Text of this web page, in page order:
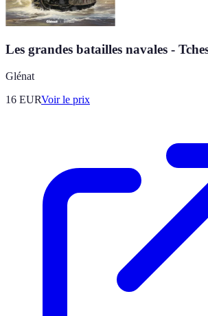
Les grandes batailles navales -
Glénat
16 EURVoir le prix